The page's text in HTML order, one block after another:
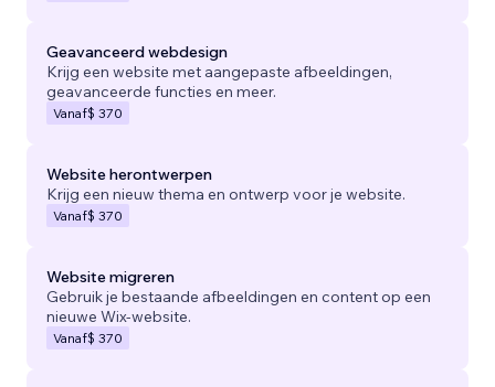
Geavanceerd webdesign
Krijg een website met aangepaste afbeeldingen,
geavanceerde functies en meer.
Vanaf$ 370
Website herontwerpen
Krijg een nieuw thema en ontwerp voor je website.
Vanaf$ 370
Website migreren
Gebruik je bestaande afbeeldingen en content op een
nieuwe Wix-website.
Vanaf$ 370